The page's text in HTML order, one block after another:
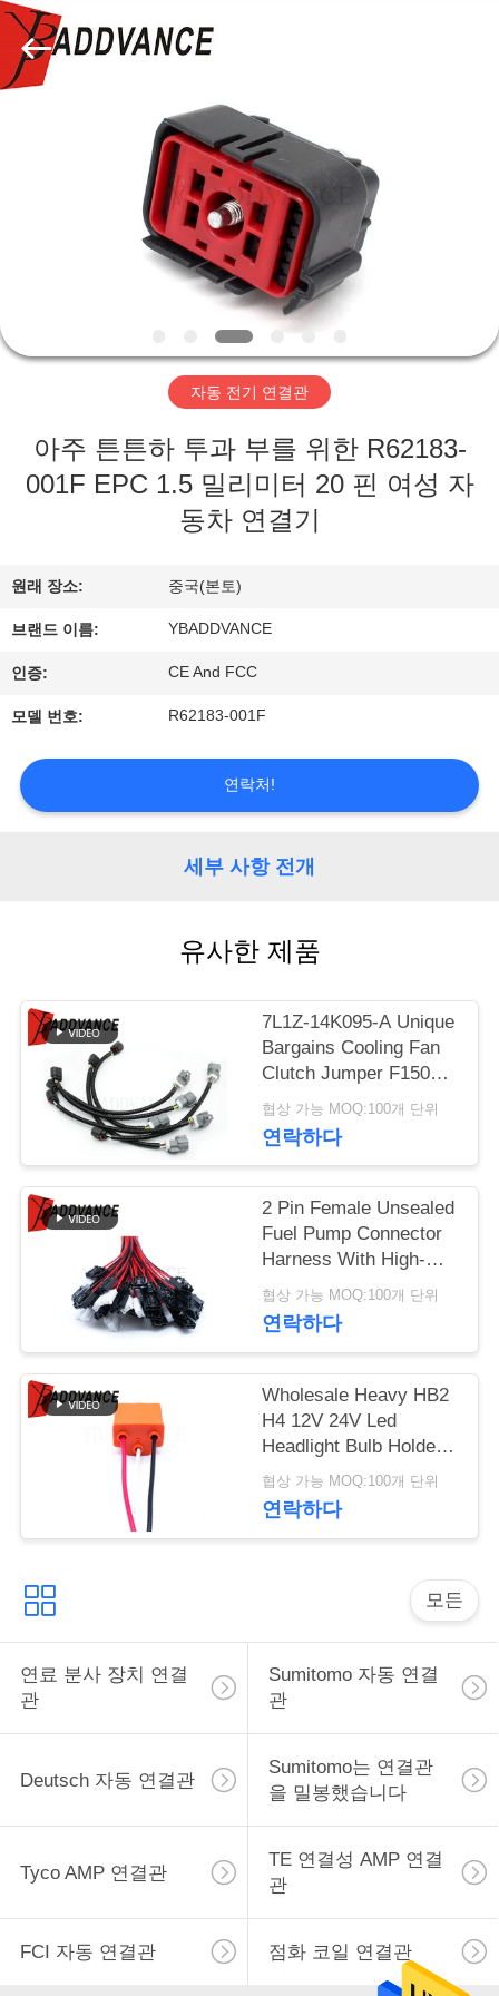
우
리
하
공
장
여
행
연
세
요
용
문
세
사
이
트
맵
개
자.
Copyright
2019
2026
Xi'An
자동 전기 연결관
아주 튼튼하 투과 부를 위한 R62183-
001F EPC 1.5 밀리미터 20 핀 여성 자
동차 연결기
원래 장소: 중국(본토)
브랜드 이름: YBADDVANCE
인증: CE And FCC
모델 번호: R62183-001F
연락처!
세부 사항 전개
유사한 제품
7L1Z-14K095-A Unique
Bargains Cooling Fan
Clutch Jumper F150
2007-2008 Wire Pigtail
Harness
협상 가능 MOQ:100개 단위
연락하다
2 Pin Female Unsealed
Fuel Pump Connector
Harness With High-
temperature Wire
협상 가능 MOQ:100개 단위
연락하다
Wholesale Heavy HB2
H4 12V 24V Led
Headlight Bulb Holder
9003 Wiring Harness
Plug Pigtail for H4 LED
Trucks
협상 가능 MOQ:100개 단위
연락하다
모든
연료 분사 장치 연결
관
Sumitomo 자동 연결
관
Deutsch 자동 연결관
Sumitomo는 연결관
을 밀봉했습니다
Tyco AMP 연결관
TE 연결성 AMP 연결
관
FCI 자동 연결관 점화 코일 연결관